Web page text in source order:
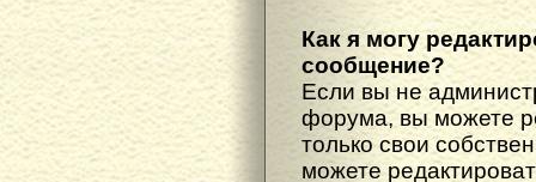
Как я могу
сообщение?
Если вы не
форума, вы можете
только свои
можете